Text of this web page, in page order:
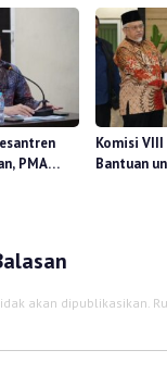
PMA
Komisi VIII
Bantuan
akan dipublikasikan.